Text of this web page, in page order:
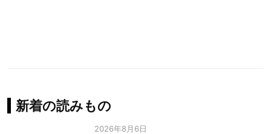
新着の読みもの
2026年8月6日